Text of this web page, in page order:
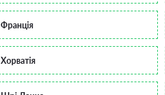
Франція
Хорватія